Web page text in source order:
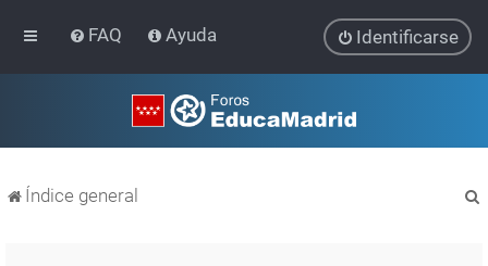
FAQ Ayuda Identificarse
Índice general